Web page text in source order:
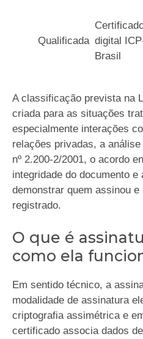
Qualificada digital
Brasil
A classificação prevista na
criada para as situações
especialmente interações
relações privadas, a
nº 2.200-2/2001, o acordo
integridade do documento e
demonstrar quem assinou
registrado.
O que é
como ela
Em sentido técnico, a
modalidade de assinatura
criptografia assimétrica e
certificado associa dados